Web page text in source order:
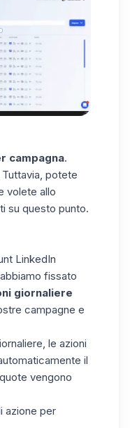
campagna.
Tuttavia, potete
volete allo
su questo punto.
LinkedIn
fissato
giornaliere
campagne e
le azioni
il
vengono
azione per